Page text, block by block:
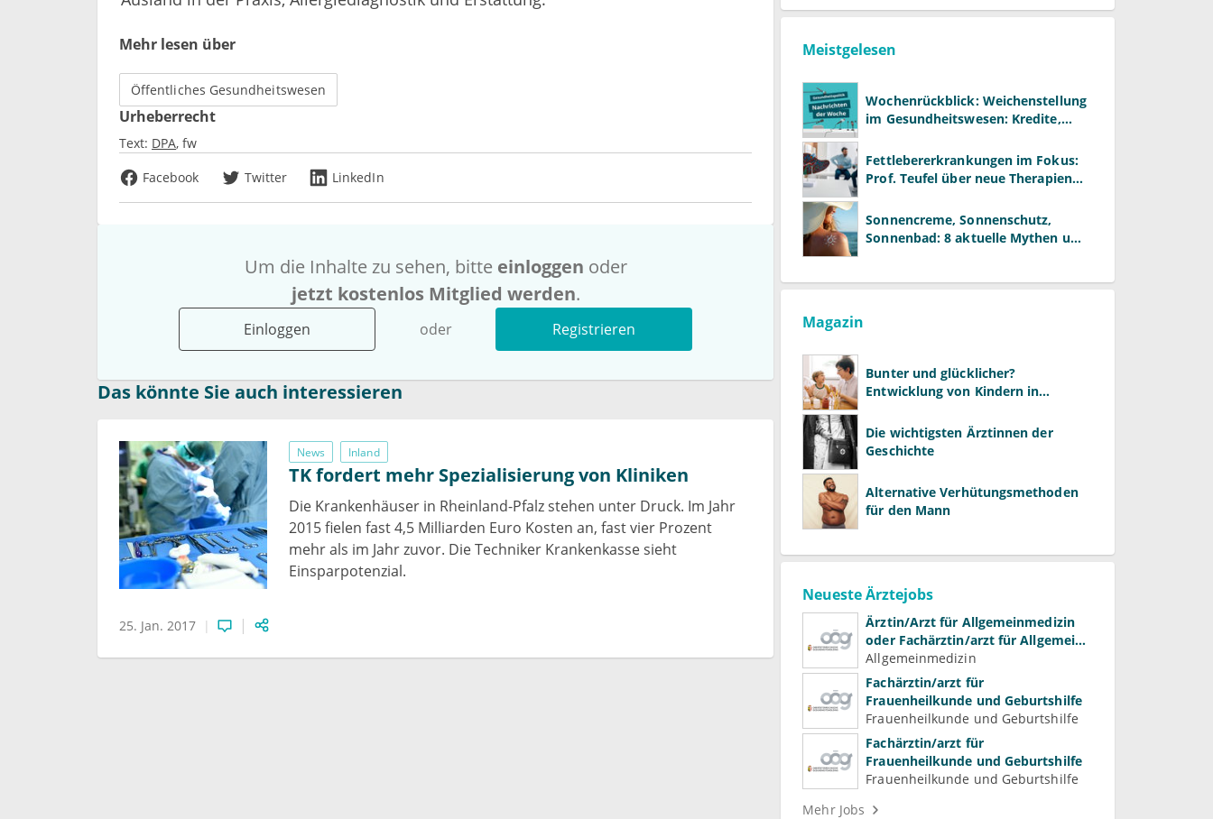
Mehr lesen über
Öffentliches Gesundheitswesen
Urheberrecht
Text: DPA fw
Facebook
Twitter LinkedIn
Um die Inhalte zu sehen, bitte einloggen oder
jetzt kostenlos Mitglied werden.
Einloggen oder Registrieren
Das könnte Sie auch interessieren
News Inland
TK fordert mehr Spezialisierung von Kliniken
Die Krankenhäuser in Rheinland-Pfalz stehen unter Druck. Im Jahr
2015 fielen fast 4,5 Milliarden Euro Kosten an, fast vier Prozent
mehr als im Jahr zuvor. Die Techniker Krankenkasse sieht
Einsparpotenzial.
25. Jan. 2017
Meistgelesen
Wochenrückblick: Weichenstellung
im Gesundheitswesen: Kredite,
Fettlebererkrankungen im Fokus:
Prof. Teufel über neue Therapien
Sonnencreme, Sonnenschutz,
Sonnenbad: 8 aktuelle Mythen und
Magazin
Bunter und glücklicher?
Entwicklung von Kindern in
Die wichtigsten Ärztinnen der
Geschichte
Alternative Verhütungsmethoden
für den Mann
Neueste Ärztejobs
Ärztin/Arzt für Allgemeinmedizin
oder Fachärztin/arzt für Allgemein-
und Familienmedizin für
Psychiatrie und
Psychotherapeutische Medizin
Allgemeinmedizin
Fachärztin/arzt für
Frauenheilkunde und Geburtshilfe
Frauenheilkunde und Geburtshilfe
Fachärztin/arzt für
Frauenheilkunde und Geburtshilfe
Frauenheilkunde und Geburtshilfe
Mehr Jobs